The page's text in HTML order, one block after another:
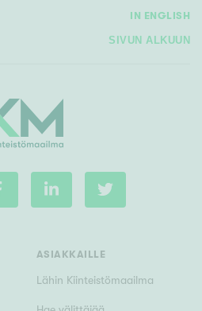
IN ENGLISH
SIVUN ALKUUN
ASIAKKAILLE
Lähin Kiinteistömaailma